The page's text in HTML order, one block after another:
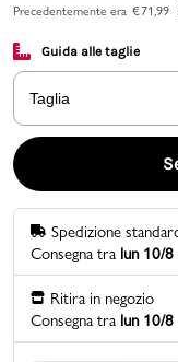
Promo & News
contatti
Gift card
Precedentemente era €71,99
Guida alle taglie
Taglia
Spedizione
Consegna tra lun 10/
Ritira in negozio
Consegna tra lun 10/